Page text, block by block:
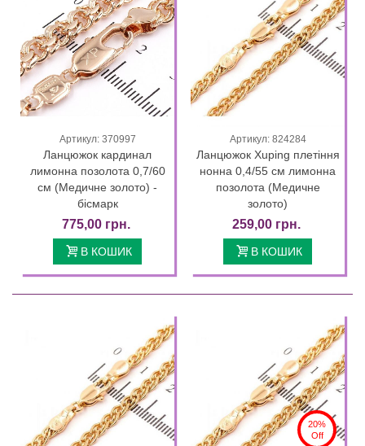
Артикул: 370997
Ланцюжок кардинал
лимонна позолота 0,7/60
см (Медичне золото) -
бісмарк
775,00 грн.
В КОШИК
Артикул: 824284
Ланцюжок Xuping плетіння
нонна 0,4/55 см лимонна
позолота (Медичне
золото)
259,00 грн.
В КОШИК
20%
Off